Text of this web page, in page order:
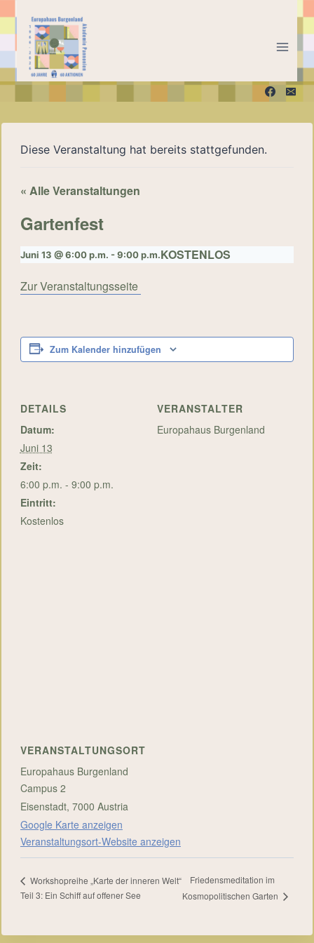
springen
Diese Veranstaltung hat bereits stattgefunden.
« Alle Veranstaltungen
Gartenfest
Juni 13 @ 6:00 p.m. -9:00 p.m.KOSTENLOS
Zur Veranstaltungsseite
Zum Kalender hinzufügen
DETAILS
Datum:
Juni 13
Zeit:
6:00 p.m. - 9:00 p.m.
Eintritt:
Kostenlos
VERANSTALTER
Europahaus Burgenland
VERANSTALTUNGSORT
Europahaus Burgenland
Campus 2
Eisenstadt, 7000 Austria
Google Karte anzeigen
Veranstaltungsort-Website anzeigen
Workshopreihe „Karte der inneren Welt“
Teil 3: Ein Schiff auf offener See
Friedensmeditation im
Kosmopolitischen Garten